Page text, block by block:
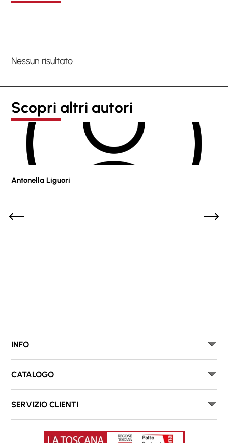
Nessun risultato
Scopri altri autori
Antonella Liguori
INFO
CATALOGO
SERVIZIO CLIENTI